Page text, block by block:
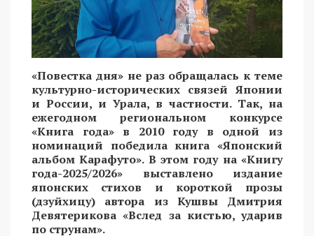
«Повестка дня» не раз обращалась к теме
культурно-исторических связей Японии
и России, и Урала, в частности. Так, на
ежегодном региональном конкурсе
«Книга года» в 2010 году в одной из
номинаций победила книга «Японский
альбом Карафуто». В этом году на «Книгу
года-2025/2026» выставлено издание
японских стихов и короткой прозы
(дзуйхицу) автора из Кушвы Дмитрия
Девятерикова «Вслед за кистью, ударив
по струнам».